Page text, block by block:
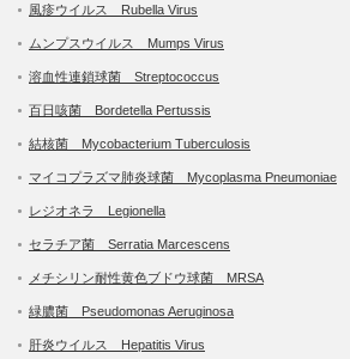
風疹ウイルス Rubella Virus
ムンプスウイルス Mumps Virus
溶血性連鎖球菌 Streptococcus
百日咳菌 Bordetella Pertussis
結核菌 Mycobacterium Tuberculosis
マイコプラズマ肺炎球菌 Mycoplasma Pneumoniae
レジオネラ Legionella
セラチア菌 Serratia Marcescens
メチシリン耐性黄色ブドウ球菌 MRSA
緑膿菌 Pseudomonas Aeruginosa
肝炎ウイルス Hepatitis Virus